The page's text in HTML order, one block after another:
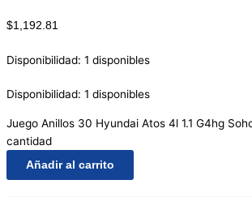
$1,192.81
Disponibilidad: 1 disponibles
Disponibilidad: 1 disponibles
Juego Anillos 30 Hyundai Atos 4l 1.1 G4hg
cantidad
Añadir al carrito